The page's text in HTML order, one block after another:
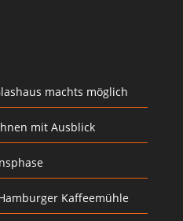
machts möglich
mit Ausblick
Kaffeemühle